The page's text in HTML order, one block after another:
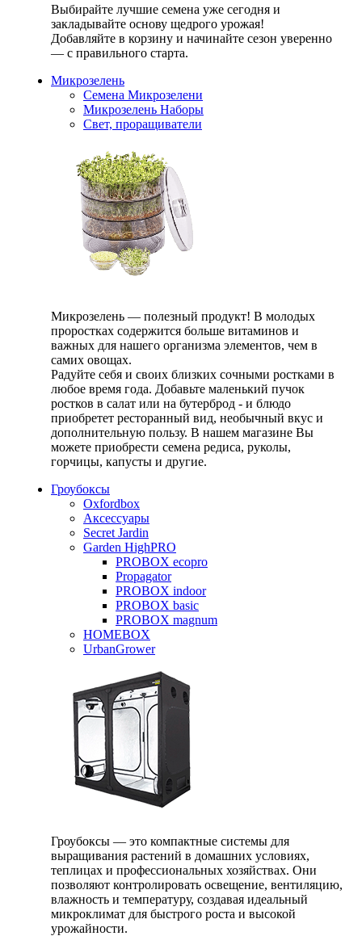
Выбирайте лучшие семена уже сегодня и
закладывайте основу щедрого урожая!
Добавляйте в корзину и начинайте сезон уверенно
— с правильного старта.
Микрозелень
Семена Микрозелени
Микрозелень Наборы
Свет, проращиватели
Микрозелень — полезный продукт! В молодых
проростках содержится больше витаминов и
важных для нашего организма элементов, чем в
самих овощах.
Радуйте себя и своих близких сочными ростками в
любое время года. Добавьте маленький пучок
ростков в салат или на бутерброд - и блюдо
приобретет ресторанный вид, необычный вкус и
дополнительную пользу. В нашем магазине Вы
можете приобрести семена редиса, руколы,
горчицы, капусты и другие.
Гроубоксы
Oxfordbox
Аксессуары
Secret Jardin
Garden HighPRO
PROBOX ecopro
Propagator
PROBOX indoor
PROBOX basic
PROBOX magnum
HOMEBOX
UrbanGrower
Гроубоксы — это компактные системы для
выращивания растений в домашних условиях,
теплицах и профессиональных хозяйствах. Они
позволяют контролировать освещение, вентиляцию,
влажность и температуру, создавая идеальный
микроклимат для быстрого роста и высокой
урожайности.